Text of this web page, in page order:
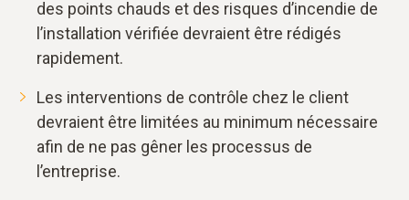
des points chauds et des risques d’incendie de
l’installation vérifiée devraient être rédigés
rapidement.
Les interventions de contrôle chez le client
devraient être limitées au minimum nécessaire
afin de ne pas gêner les processus de
l’entreprise.